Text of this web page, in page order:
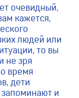
очевидный,
кажется,
людей или
то вы
не зря
время
дети
и